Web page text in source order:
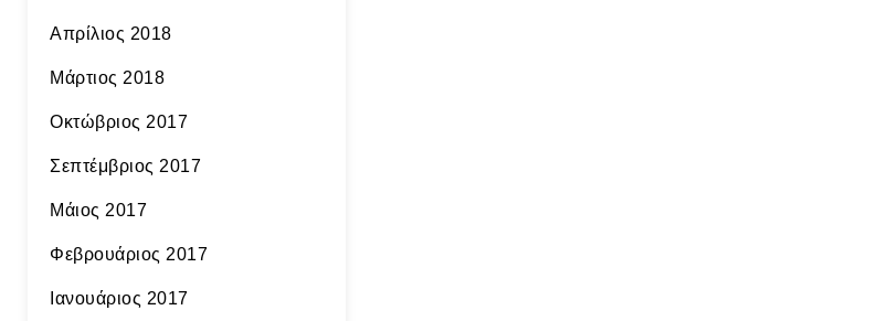
Απρίλιος 2018
Μάρτιος 2018
Οκτώβριος 2017
Σεπτέμβριος 2017
Μάιος 2017
Φεβρουάριος 2017
Ιανουάριος 2017